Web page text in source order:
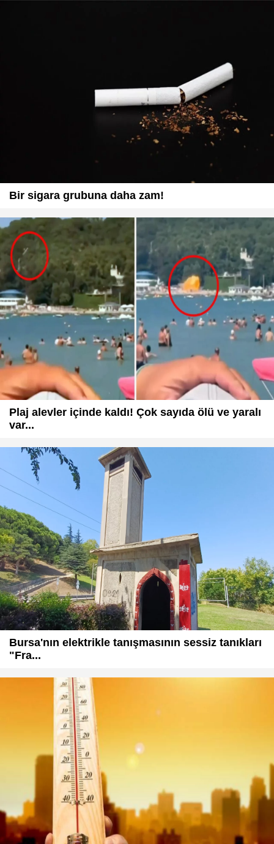
Bir sigara grubuna daha zam!
Plaj alevler içinde kaldı! Çok sayıda ölü ve yaralı
var...
Bursa'nın elektrikle tanışmasının sessiz tanıkları
"Fra...